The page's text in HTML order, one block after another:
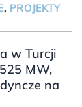
, PROJEKTY
w Turcji
MW,
na